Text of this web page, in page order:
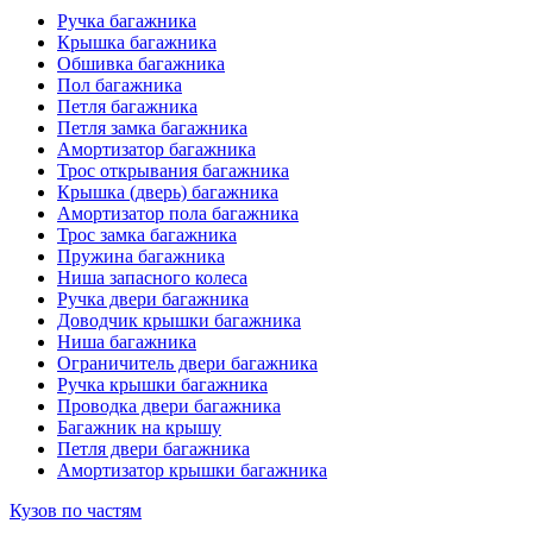
Ручка багажника
Крышка багажника
Обшивка багажника
Пол багажника
Петля багажника
Петля замка багажника
Амортизатор багажника
Трос открывания багажника
Крышка (дверь) багажника
Амортизатор пола багажника
Трос замка багажника
Пружина багажника
Ниша запасного колеса
Ручка двери багажника
Доводчик крышки багажника
Ниша багажника
Ограничитель двери багажника
Ручка крышки багажника
Проводка двери багажника
Багажник на крышу
Петля двери багажника
Амортизатор крышки багажника
Кузов по частям